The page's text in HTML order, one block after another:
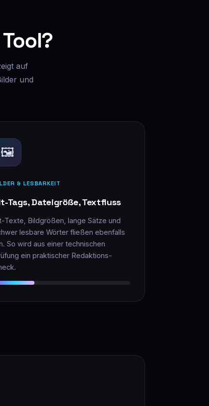
auf
und
🖼️
& LESBARKEIT
Tags, Dateigröße, Textfluss
Texte, Bildgrößen, lange Sätze und
lesbare Wörter fließen ebenfalls
So wird aus einer technischen
ein praktischer Redaktions-